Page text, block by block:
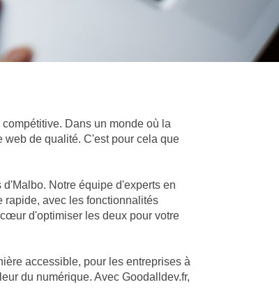
Dans un monde où la
web de qualité. C'est pour cela que
Notre équipe d'experts en
rapide, avec les fonctionnalités
d'optimiser les deux pour votre
accessible, pour les entreprises à
du numérique. Avec Goodalldev.fr,